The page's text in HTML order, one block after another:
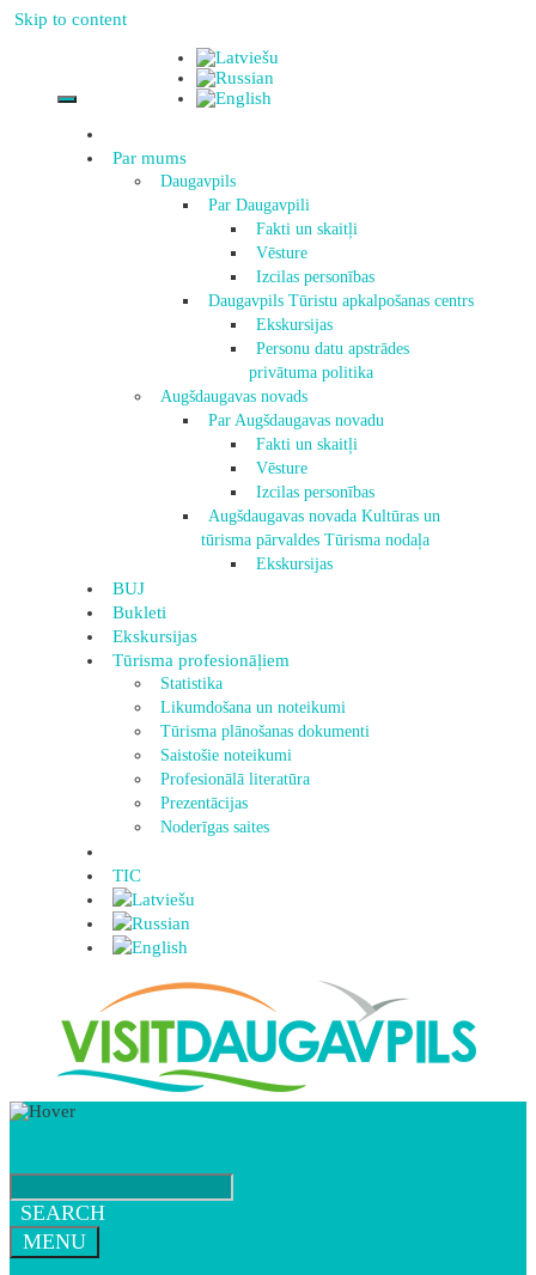
Skip to content
Par mums
Daugavpils
Par Daugavpili
Fakti un skaitļi
Vēsture
Izcilas personības
Daugavpils Tūristu apkalpošanas centrs
Ekskursijas
Personu datu apstrādes
privātuma politika
Augšdaugavas novads
Par Augšdaugavas novadu
Fakti un skaitļi
Vēsture
Izcilas personības
Augšdaugavas novada Kultūras un
tūrisma pārvaldes Tūrisma nodaļa
Ekskursijas
BUJ
Bukleti
Ekskursijas
Tūrisma profesionāļiem
Statistika
Likumdošana un noteikumi
Tūrisma plānošanas dokumenti
Saistošie noteikumi
Profesionālā literatūra
Prezentācijas
Noderīgas saites
TIC
SEARCH
MENU